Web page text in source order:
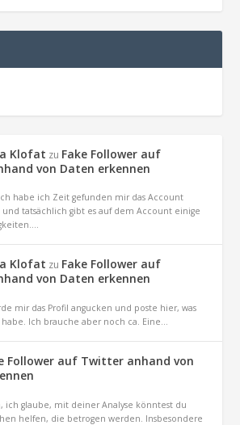
Klofat zu Fake Follower auf
von Daten erkennen
habe ich Zeit gefunden mir das Account
und tatsächlich gibt es auf dem Account einige
Klofat zu Fake Follower auf
von Daten erkennen
mir das Profil angucken und poste hier, was
Ich brauche aber noch ca. Eine…
Follower auf Twitter anhand von
ich glaube, mit deiner Analyse könntest du
helfen, die betrogen werden. Insbesondere